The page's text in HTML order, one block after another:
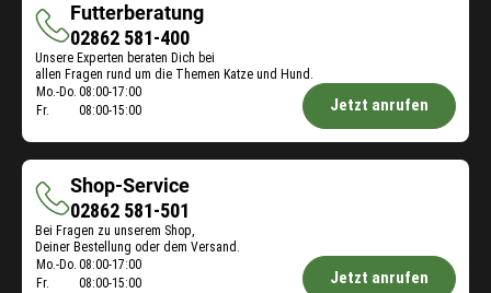
Futterberatung
Futterberatung
02862 581-400
Unsere Experten beraten Dich bei
allen Fragen rund um die Themen Katze und Hund.
Öffnungszeiten
Mo.-Do. 08:00-17:00
Fr.
08:00-15:00 Jetzt anrufen
Shop-Service
Shop-
Service
02862 581-501
Bei Fragen zu unserem Shop,
Deiner Bestellung oder dem Versand.
Öffnungszeiten
Mo.-Do. 08:00-17:00
Fr.
08:00-15:00 Jetzt anrufen